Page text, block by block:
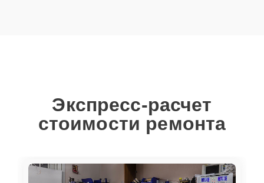
Экспресс-расчет
стоимости ремонта